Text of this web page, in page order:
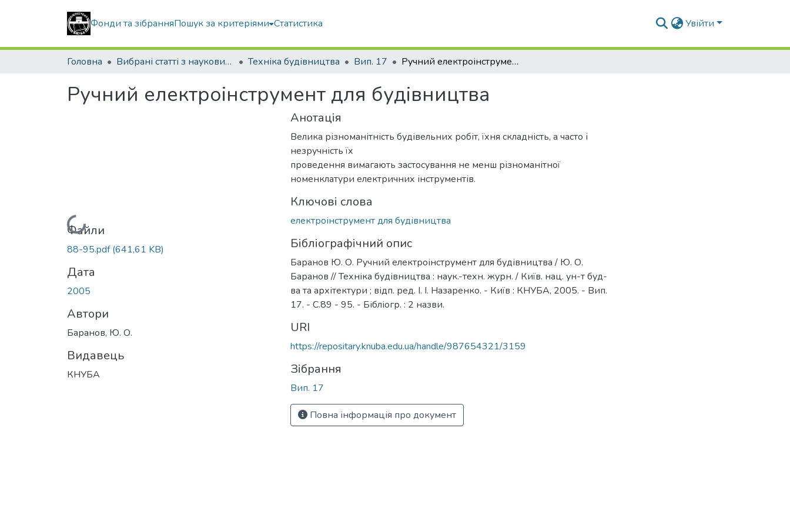
Фонди та зібранняПошук за критеріями Статистика Увійти
Головна Вибрані статті з наукових збірників КНУБА Техніка будівництва Вип. 17 Ручний електроінструмент для будівництва
Ручний електроінструмент для будівництва
Вантажиться...
Файли
88-95.pdf(641,61 KB)
Дата
2005
Автори
Баранов, Ю. О.
Видавець
КНУБА
Анотація
Велика різноманітність будівельних робіт, їхня складність, а часто і
незручність їх
проведення вимагають застосування не менш різноманітної
номенклатури електричних інструментів.
Ключові слова
електроінструмент для будівництва
Бібліографічний опис
Баранов Ю. О. Ручний електроінструмент для будівництва / Ю. О.
Баранов // Техніка будівництва : наук.-техн. журн. / Київ. нац. ун-т буд-
ва та архітектури ; відп. ред. І. І. Назаренко. - Київ : КНУБА, 2005. - Вип.
17. - С.89 - 95. - Бібліогр. : 2 назви.
URI
https://repositary.knuba.edu.ua/handle/987654321/3159
Зібрання
Вип. 17
Повна інформація про документ